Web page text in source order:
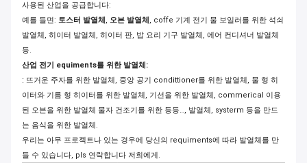
사용된 산업을 공급합니다:
예를 들면: 토스터 발열체 , 오븐 발열체 , coffe 기계 전기 물 보일러를 위한 석쇠
발열체, 히이터 발열체, 히이터 판, 밥 요리 기구 발열체, 에어 컨디셔너 발열체
등.
산업 전기 equiments를 위한 발열체:
: 뜨거운 주자를 위한 발열체, 중앙 공기 condittioner를 위한 발열체, 물 형 히
이터와 기름 형 히이터를 위한 발열체, 기선을 위한 발열체, commerical 이용
된 오븐을 위한 발열체 물자 건조기를 위한 등등…, 발열체, systerm 등을 만드
는 음식을 위한 발열체.
우리는 아무 프로젝트나 있는 경우에 당신의 requiments에 따라 발열체를 만
들 수 있습니다, pls 연락합니다 저희에게.